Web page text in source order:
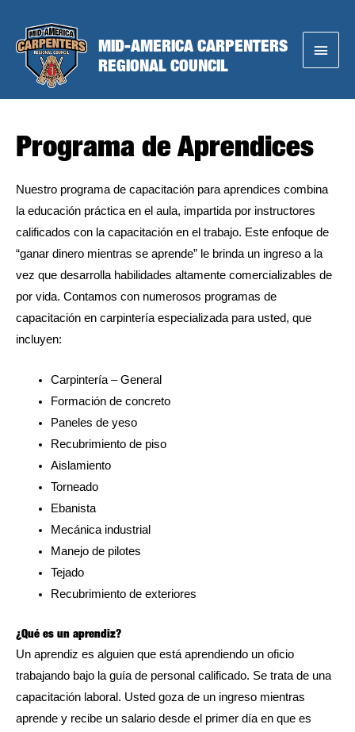
content
MID-AMERICA CARPENTERS
REGIONAL COUNCIL
Main
Programa de Aprendices
Nuestro programa de capacitación para aprendices combina
la educación práctica en el aula, impartida por instructores
calificados con la capacitación en el trabajo. Este enfoque de
“ganar dinero mientras se aprende” le brinda un ingreso a la
vez que desarrolla habilidades altamente comercializables de
por vida. Contamos con numerosos programas de
capacitación en carpintería especializada para usted, que
incluyen:
Carpintería – General
Formación de concreto
Paneles de yeso
Recubrimiento de piso
Aislamiento
Torneado
Ebanista
Mecánica industrial
Manejo de pilotes
Tejado
Recubrimiento de exteriores
¿Qué es un aprendiz?
Un aprendiz es alguien que está aprendiendo un oficio
trabajando bajo la guía de personal calificado. Se trata de una
capacitación laboral. Usted goza de un ingreso mientras
aprende y recibe un salario desde el primer día en que es